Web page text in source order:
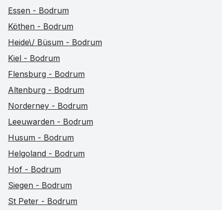
Essen - Bodrum
Köthen - Bodrum
Heide\/ Büsum - Bodrum
Kiel - Bodrum
Flensburg - Bodrum
Altenburg - Bodrum
Norderney - Bodrum
Leeuwarden - Bodrum
Husum - Bodrum
Helgoland - Bodrum
Hof - Bodrum
Siegen - Bodrum
St Peter - Bodrum